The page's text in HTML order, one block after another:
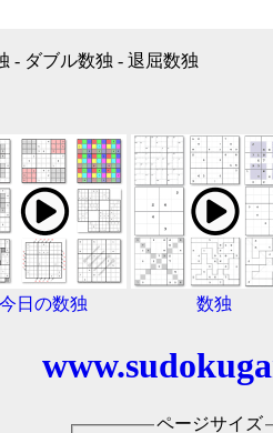
- ダブル数独 - 退屈数独
今日の数独 数独
ページサイズ